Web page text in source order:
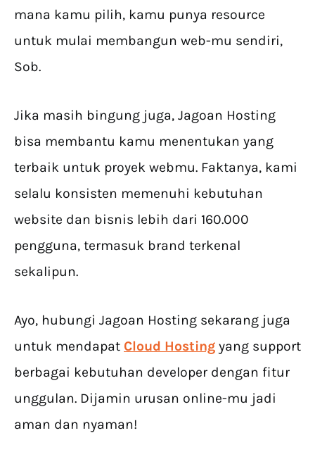
mana kamu pilih, kamu punya resource
untuk mulai membangun web-mu sendiri,
Sob.
Jika masih bingung juga, Jagoan Hosting
bisa membantu kamu menentukan yang
terbaik untuk proyek webmu. Faktanya, kami
selalu konsisten memenuhi kebutuhan
website dan bisnis lebih dari 160.000
pengguna, termasuk brand terkenal
sekalipun.
Ayo, hubungi Jagoan Hosting sekarang juga
untuk mendapat Cloud Hosting yang support
berbagai kebutuhan developer dengan fitur
unggulan. Dijamin urusan online-mu jadi
aman dan nyaman!